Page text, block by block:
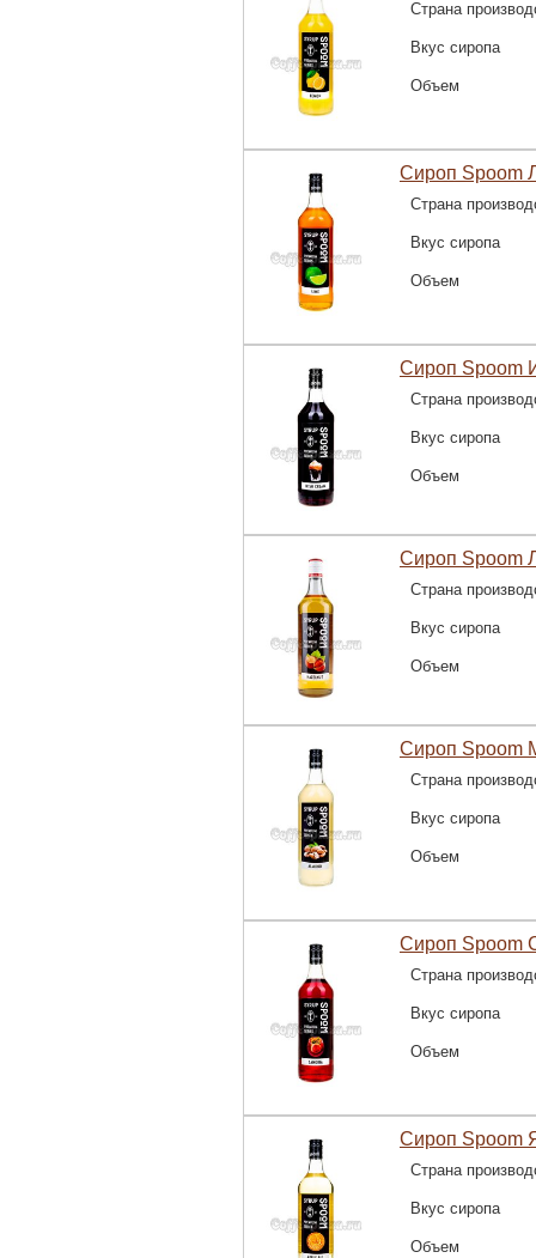
Страна
Вкус сиропа
Объем
Сироп Spoom
Страна
Вкус сиропа
Объем
Сироп Spoom
Страна
Вкус сиропа
Объем
Сироп Spoom
Страна
Вкус сиропа
Объем
Сироп Spoom
Страна
Вкус сиропа
Объем
Сироп Spoom
Страна
Вкус сиропа
Объем
Сироп Spoom
Страна
Вкус сиропа
Объем